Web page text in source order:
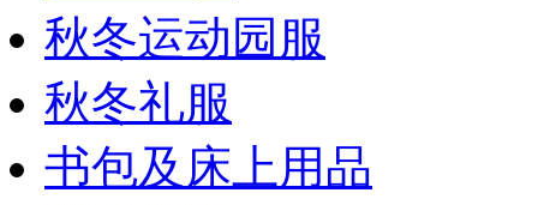
秋冬运动园服
秋冬礼服
书包及床上用品